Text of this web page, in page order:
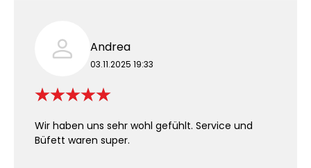
Andrea
03.11.2025 19:33
Wir haben uns sehr wohl gefühlt. Service und
Büfett waren super.